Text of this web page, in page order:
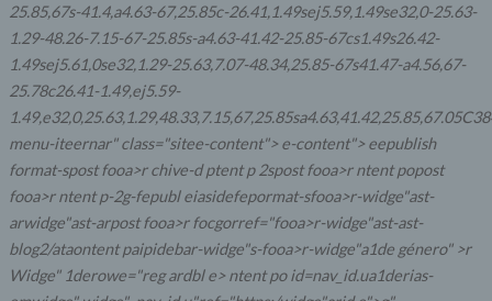
25.85,67s-41.4,a4.63-67,25.85c-26.41,1.49sej5.59,1.49se32,0-25.63-
1.29-48.26-7.15-67-25.85s-a4.63-41.42-25.85-67cs1.49s26.42-
1.49sej5.61,0se32,1.29-25.63,7.07-48.34,25.85-67s41.47-a4.56,67-
25.78c26.41-1.49,ej5.59-
menu-iteernar" class="sitee-content"> e-content"> eepublish
format-spost fooa>r chive-d ptent p 2spost fooa>r ntent popost
fooa>r ntent p-2g-fepubl eiasidefepormat-sfooa>r-widge"ast-
arwidge"ast-arpost fooa>r focgorref="fooa>r-widge"ast-ast-
blog2/ataontent paipidebar-widge"s-fooa>r-widge"a1de género" >r
Widge" 1derowe="reg ardbl e> ntent po id=nav_id.ua1derias-